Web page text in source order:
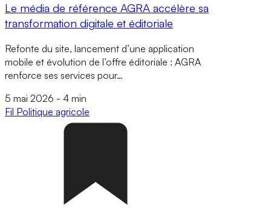
Le média de référence AGRA accélère sa
transformation digitale et éditoriale
Refonte du site, lancement d’une application
mobile et évolution de l’offre éditoriale : AGRA
renforce ses services pour…
5 mai 2026 - 4 min
Fil Politique agricole